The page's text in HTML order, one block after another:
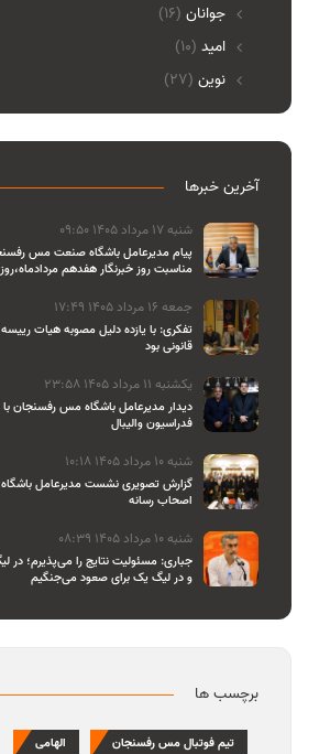
جوانان (16)
امید (10)
نوین (27)
آخرین خبرها
شنبه 17 مرداد 1405 09:50
پیام مدیرعامل باشگاه صنعت مس
مناسبت روز خبرنگار هفدهم مردادماه،روز
جمعه 16 مرداد 1405 17:49
تفکری: با یازده دلیل مصوبه هیات
قانونی بود
یکشنبه 11 مرداد 1405 23:58
دیدار مدیرعامل باشگاه مس رفسنجان
فدراسیون والیبال
شنبه 10 مرداد 1405 10:18
گزارش تصویری نشست مدیرعامل
اصحاب رسانه
شنبه 10 مرداد 1405 08:39
جباری: مسئولیت نتایج را می‌پذیرم؛ در
و در لیگ یک برای صعود می‌جنگیم
برچسب ها
تیم فوتبال مس رفسنجان الهامی